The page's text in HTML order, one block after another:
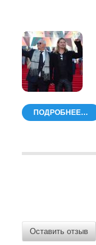
ПОДРОБНЕЕ…
Оставить отзыв